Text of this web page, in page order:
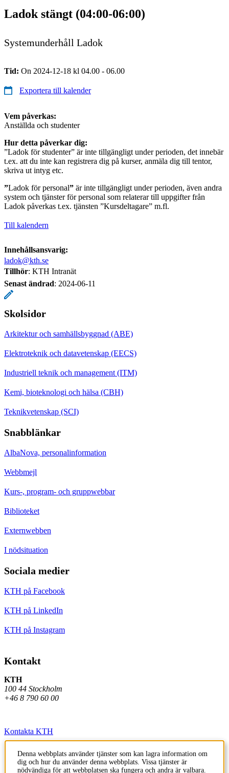
Ladok stängt (04:00-06:00)
Systemunderhåll Ladok
Tid: On 2024-12-18 kl 04.00 - 06.00
Exportera till kalender
Vem påverkas:
Anställda och studenter
Hur detta påverkar dig:
”Ladok för studenter” är inte tillgängligt under perioden, det innebär
t.ex. att du inte kan registrera dig på kurser, anmäla dig till tentor,
skriva ut intyg etc.
”Ladok för personal” är inte tillgängligt under perioden, även andra
system och tjänster för personal som relaterar till uppgifter från
Ladok påverkas t.ex. tjänsten ”Kursdeltagare” m.fl.
Till kalendern
Innehållsansvarig:
ladok@kth.se
Tillhör: KTH Intranät
Senast ändrad: 2024-06-11
Skolsidor
Arkitektur och samhällsbyggnad (ABE)
Elektroteknik och datavetenskap (EECS)
Industriell teknik och management (ITM)
Kemi, bioteknologi och hälsa (CBH)
Teknikvetenskap (SCI)
Snabblänkar
AlbaNova, personalinformation
Webbmejl
Kurs-, program- och gruppwebbar
Biblioteket
Externwebben
I nödsituation
Sociala medier
KTH på Facebook
KTH på LinkedIn
KTH på Instagram
Kontakt
KTH
100 44 Stockholm
+46 8 790 60 00
Kontakta KTH
Jobba på KTH
Press och media
Denna webbplats använder tjänster som kan lagra information om
dig och hur du använder denna webbplats. Vissa tjänster är
nödvändiga för att webbplatsen ska fungera och andra är valbara.